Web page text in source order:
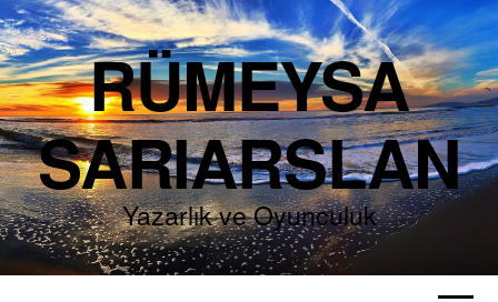
RÜMEYSA
SARIARSLAN
Yazarlık ve Oyunculuk